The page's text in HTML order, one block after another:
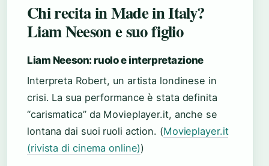
Chi recita in Made in Italy?
Liam Neeson e suo figlio
Liam Neeson: ruolo e interpretazione
Interpreta Robert, un artista londinese in
crisi. La sua performance è stata definita
“carismatica” da Movieplayer.it, anche se
lontana dai suoi ruoli action. (Movieplayer.it
(rivista di cinema online))